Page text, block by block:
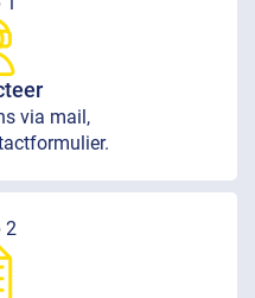
via mail,
2